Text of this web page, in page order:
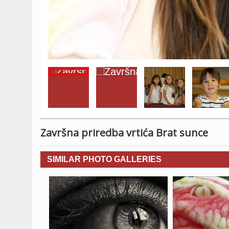
Završna priredba vrtića Brat sunce
SIMILAR PHOTO GALLERIES